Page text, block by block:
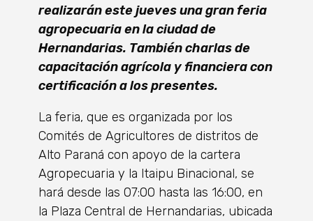
realizarán este jueves una gran feria
agropecuaria en la ciudad de
Hernandarias. También charlas de
capacitación agrícola y financiera con
certificación a los presentes.
La feria, que es organizada por los
Comités de Agricultores de distritos de
Alto Paraná con apoyo de la cartera
Agropecuaria y la Itaipu Binacional, se
hará desde las 07:00 hasta las 16:00, en
la Plaza Central de Hernandarias, ubicada